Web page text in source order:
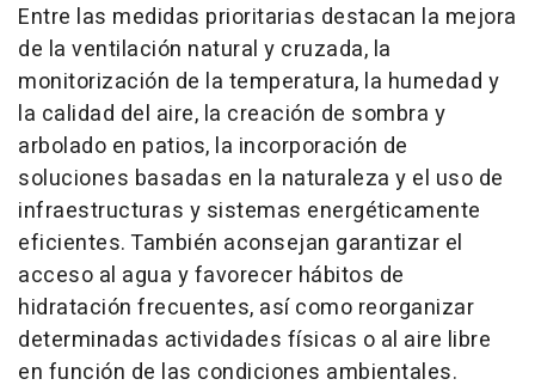
Entre las medidas prioritarias destacan la mejora
de la ventilación natural y cruzada, la
monitorización de la temperatura, la humedad y
la calidad del aire, la creación de sombra y
arbolado en patios, la incorporación de
soluciones basadas en la naturaleza y el uso de
infraestructuras y sistemas energéticamente
eficientes. También aconsejan garantizar el
acceso al agua y favorecer hábitos de
hidratación frecuentes, así como reorganizar
determinadas actividades físicas o al aire libre
en función de las condiciones ambientales.